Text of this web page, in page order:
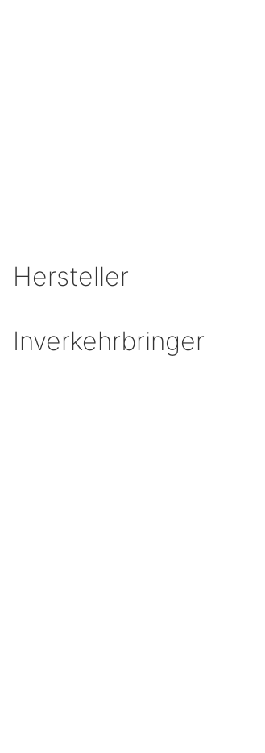
Hersteller
Inverkehrbringer